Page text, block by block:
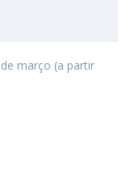
março (a partir